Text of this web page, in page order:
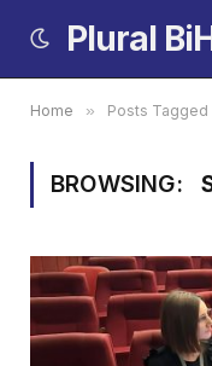
Plural
Home » Posts Tagged
BROWSING: